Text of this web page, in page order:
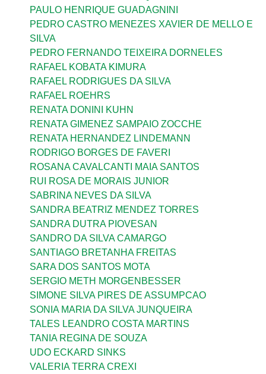
PAULO HENRIQUE GUADAGNINI
PEDRO CASTRO MENEZES XAVIER DE MELLO E
SILVA
PEDRO FERNANDO TEIXEIRA DORNELES
RAFAEL KOBATA KIMURA
RAFAEL RODRIGUES DA SILVA
RAFAEL ROEHRS
RENATA DONINI KUHN
RENATA GIMENEZ SAMPAIO ZOCCHE
RENATA HERNANDEZ LINDEMANN
RODRIGO BORGES DE FAVERI
ROSANA CAVALCANTI MAIA SANTOS
RUI ROSA DE MORAIS JUNIOR
SABRINA NEVES DA SILVA
SANDRA BEATRIZ MENDEZ TORRES
SANDRA DUTRA PIOVESAN
SANDRO DA SILVA CAMARGO
SANTIAGO BRETANHA FREITAS
SARA DOS SANTOS MOTA
SERGIO METH MORGENBESSER
SIMONE SILVA PIRES DE ASSUMPCAO
SONIA MARIA DA SILVA JUNQUEIRA
TALES LEANDRO COSTA MARTINS
TANIA REGINA DE SOUZA
UDO ECKARD SINKS
VALERIA TERRA CREXI